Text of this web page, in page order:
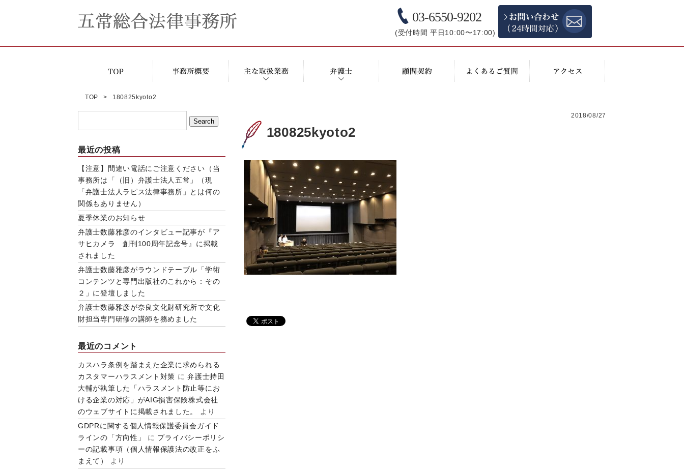
03-6550-9202
(受付時間 平日10:00〜17:00)
TOP 180825kyoto2
最近の投稿
【注意】間違い電話にご注意ください（当
事務所は「（旧）弁護士法人五常」（現
「弁護士法人ラピス法律事務所」とは何の
関係もありません）
夏季休業のお知らせ
弁護士数藤雅彦のインタビュー記事が『ア
サヒカメラ 創刊100周年記念号』に掲載
されました
弁護士数藤雅彦がラウンドテーブル「学術
コンテンツと専門出版社のこれから：その
２」に登壇しました
弁護士数藤雅彦が奈良文化財研究所で文化
財担当専門研修の講師を務めました
最近のコメント
カスハラ条例を踏まえた企業に求められる
カスタマーハラスメント対策 に弁護士持田
大輔が執筆した「ハラスメント防止等にお
ける企業の対応」がAIG損害保険株式会社
のウェブサイトに掲載されました。
より
GDPRに関する個人情報保護委員会ガイド
ラインの「方向性」
に プライバシーポリシ
ーの記載事項（個人情報保護法の改正をふ
まえて）
より
2018/08/27
180825kyoto2